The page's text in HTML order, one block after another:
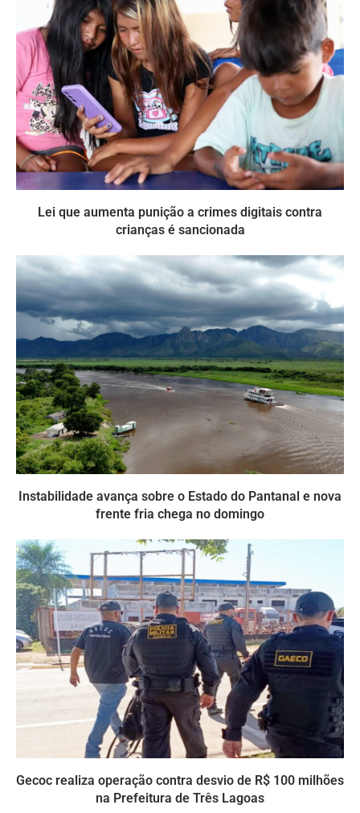
Lei que aumenta punição a crimes digitais contra
crianças é sancionada
Instabilidade avança sobre o Estado do Pantanal e nova
frente fria chega no domingo
Gecoc realiza operação contra desvio de R$ 100 milhões
na Prefeitura de Três Lagoas